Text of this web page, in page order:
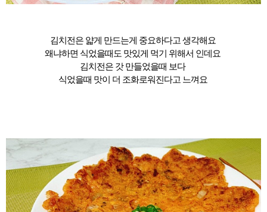
김치전은 얇게 만드는게 중요하다고 생각해요
왜냐하면 식었을때도 맛있게 먹기 위해서 인데요
김치전은 갓 만들었을때 보다
식었을때 맛이 더 조화로워진다고 느껴요